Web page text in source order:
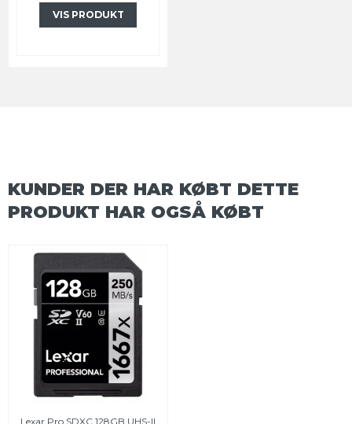
VIS PRODUKT
KUNDER DER HAR KØBT DETTE
PRODUKT HAR OGSÅ KØBT
Lexar Pro SDXC 128GB UHS-II